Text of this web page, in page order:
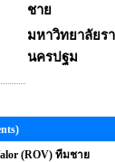
ชาย
มหาวิทยาลัยร
นครปฐม
(ROV) ทีมชาย